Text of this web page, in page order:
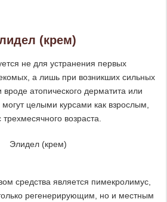
(крем)
не для устранения первых
а лишь при возникших сильных
атопического дерматита или
целыми курсами как взрослым,
возраста.
средства является пимекролимус,
регенерирующим, но и местным